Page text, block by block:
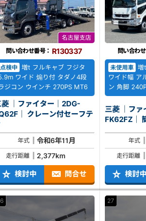
名古屋支店
問い合わせ番号： R130337
点検中 増t フルキャブ フジタ
ワイド 煽り付 タダノ4段
ジコン ウインチ 270PS MT6
菱 ｜ファイター｜2DG-
クレーン付セーフテ
年式 令和6年11月
走行距離 2,377km
検討中 問合せ
問い合わ
未使用車 増
ワイド幅 ア
ン 角脚
三菱 ｜ファ
年式
走行距離
検討中
27